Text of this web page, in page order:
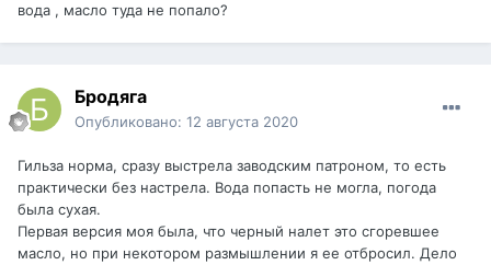
вода , масло туда не попало?
Бродяга
Опубликовано: 12 августа 2020
Гильза норма, сразу выстрела заводским патроном, то есть
практически без настрела. Вода попасть не могла, погода
была сухая.
Первая версия моя была, что черный налет это сгоревшее
масло, но при некотором размышлении я ее отбросил. Дело